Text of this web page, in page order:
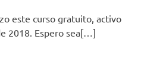
este curso gratuito, activo
2018. Espero sea[…]